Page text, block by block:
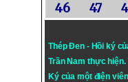
46
47
Thép Đen - Hồi ký
Trần Nam thực hiện.
Ký của một điện